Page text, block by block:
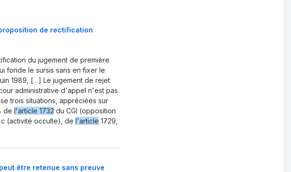
de rectification
du jugement de première
fonde le sursis sans en fixer le
1989, […] Le jugement de rejet
administrative d'appel n'est pas
trois situations, appréciées sur
de l'article 1732 du CGI (opposition
c (activité occulte), de l'article 1729,
être retenue sans preuve